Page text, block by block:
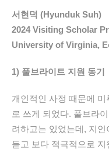
서현덕 (Hyunduk Suh)
2024 Visiting Scholar
University of Virginia,
1) 풀브라이트 지원 동기
개인적인 사정 때문에 미
로 쓰게 되었다. 풀브라
려하고는 있었는데, 지인
듣고 보다 적극적으로 지